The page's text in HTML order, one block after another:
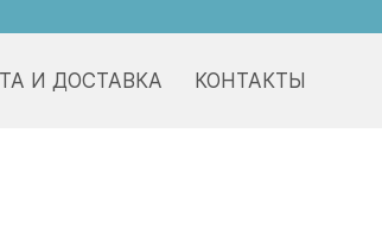
И ДОСТАВКА КОНТАКТЫ